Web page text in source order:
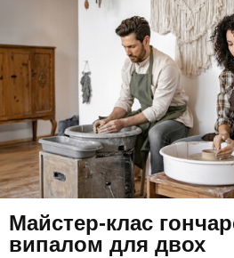
Майстер-клас
випалом для двох